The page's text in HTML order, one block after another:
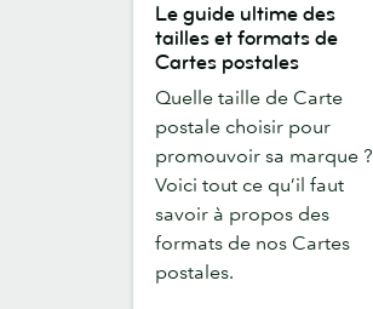
guide
ultime
tailles
formats
Cartes
postales
Le guide ultime des
tailles et formats de
Cartes postales
Quelle taille de Carte
postale choisir pour
promouvoir sa marque ?
Voici tout ce qu’il faut
savoir à propos des
formats de nos Cartes
postales.